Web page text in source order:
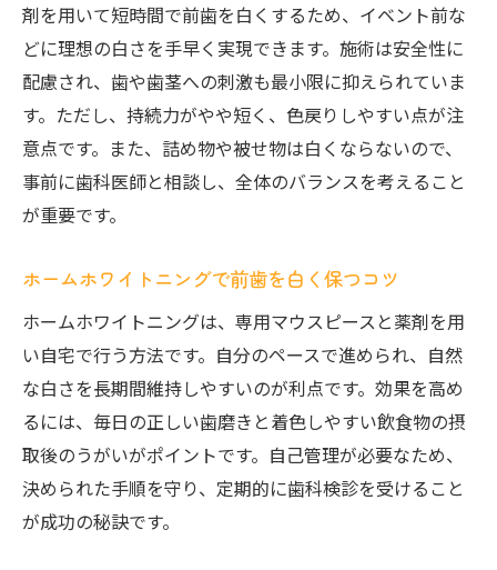
剤を用いて短時間で前歯を白くするため、イベント前な
どに理想の白さを手早く実現できます。施術は安全性に
配慮され、歯や歯茎への刺激も最小限に抑えられていま
す。ただし、持続力がやや短く、色戻りしやすい点が注
意点です。また、詰め物や被せ物は白くならないので、
事前に歯科医師と相談し、全体のバランスを考えること
が重要です。
ホームホワイトニングで前歯を白く保つコツ
ホームホワイトニングは、専用マウスピースと薬剤を用
い自宅で行う方法です。自分のペースで進められ、自然
な白さを長期間維持しやすいのが利点です。効果を高め
るには、毎日の正しい歯磨きと着色しやすい飲食物の摂
取後のうがいがポイントです。自己管理が必要なため、
決められた手順を守り、定期的に歯科検診を受けること
が成功の秘訣です。